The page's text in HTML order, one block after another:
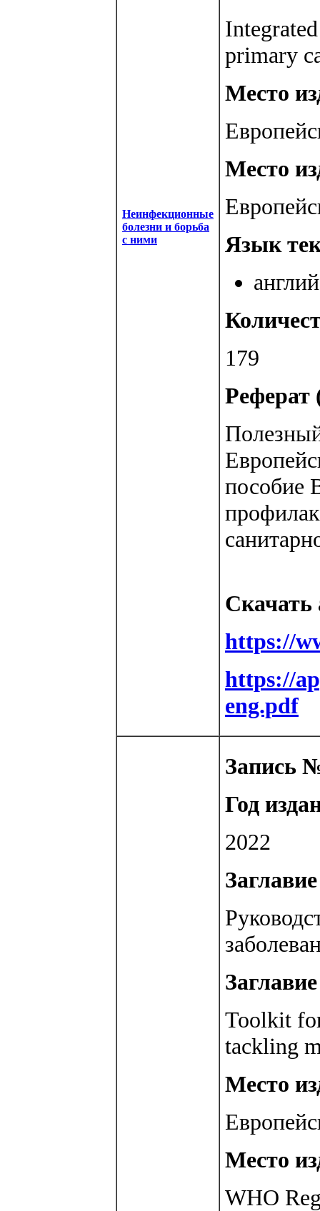
Неинфекционные
болезни и борьба
с ними
primary
Место
Место
Язык
179
Реферат
пособие
Скачать
https://
https://
eng.pdf
Запись
Год
2022
Toolkit
tackling
Место
Место
WHO